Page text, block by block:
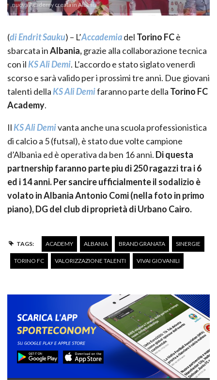
nuova Academy creata in Albania
(di Endrit Sauku) – L’Accademiadel Torino FCè
sbarcata inAlbania,grazie alla collaborazione tecnica
con il KS Ali Demi. L’accordo e stato siglato venerdì
scorso e sarà valido per i prossimi tre anni. Due giovani
talenti della KS Ali Demifaranno parte della Torino FC
Academy.
Il KS Ali Demivanta anche una scuola professionistica
di calcio a 5 (futsal), è stato due volte campione
d’Albania ed è operativa da ben 16 anni. Di questa
partnership faranno parte piu di 250 ragazzi tra i 6
ed i 14 anni. Per sancire ufficialmente il sodalizio è
volato in Albania Antonio Comi (nella foto in primo
piano), DG del club di proprietà di Urbano Cairo.
TAGS: ACADEMY ALBANIA BRAND GRANATA SINERGIE
TORINO FC VALORIZZAZIONE TALENTI VIVAI GIOVANILI